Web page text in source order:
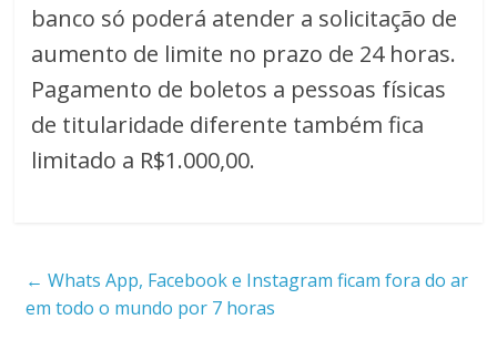
banco só poderá atender a solicitação de
aumento de limite no prazo de 24 horas.
Pagamento de boletos a pessoas físicas
de titularidade diferente também fica
limitado a R$1.000,00.
← Whats App, Facebook e Instagram ficam fora do ar
em todo o mundo por 7 horas